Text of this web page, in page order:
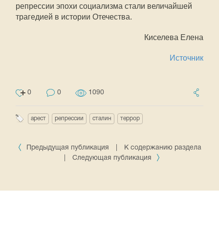
репрессии эпохи социализма стали величайшей
трагедией в истории Отечества.
Киселева Елена
Источник
0 0 1090
арест репрессии сталин террор
Предыдущая публикация
К содержанию раздела
Следующая публикация